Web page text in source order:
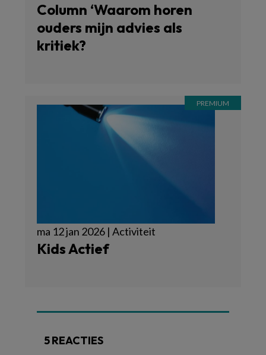
Column ‘Waarom horen
ouders mijn advies als
kritiek?
ma 12 jan 2026 | Activiteit
Kids Actief
5 REACTIES